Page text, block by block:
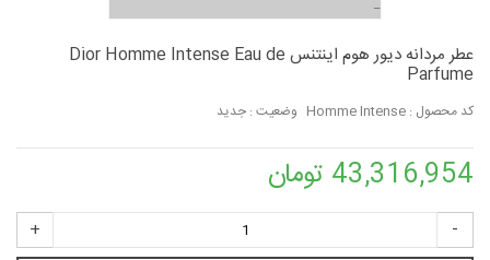
عطر مردانه دیور هوم اینتنس Dior Homme Intense Eau de
Parfume
کد محصول : Homme Intense وضعیت : جدید
43,316,954 تومان
-
+